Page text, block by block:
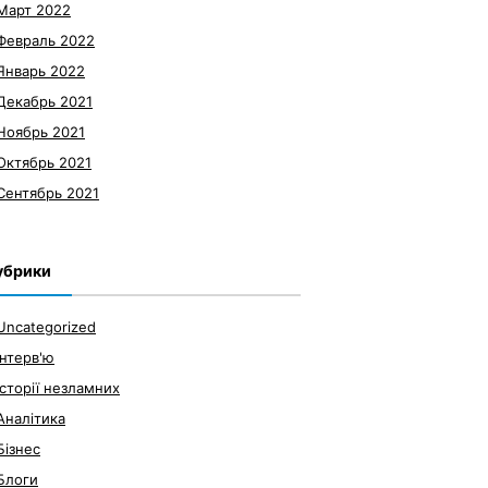
2022
2022
2022
2021
2021
2021
2021
незламних